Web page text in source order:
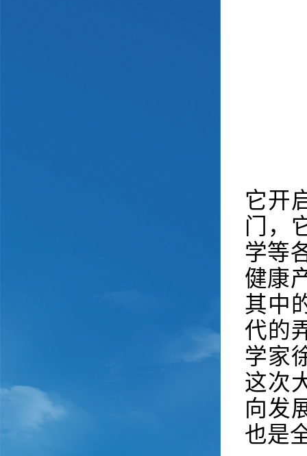
它开
门，
学等
健康
其中
代的
学家
这次
向发
也是